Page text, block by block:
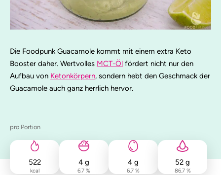
Die Foodpunk Guacamole kommt mit einem extra Keto
Booster daher. Wertvolles MCT-Öl fördert nicht nur den
Aufbau von Ketonkörpern, sondern hebt den Geschmack der
Guacamole auch ganz herrlich hervor.
pro Portion
522
kcal
4 g
6.7 %
4 g
6.7 %
52 g
86.7 %